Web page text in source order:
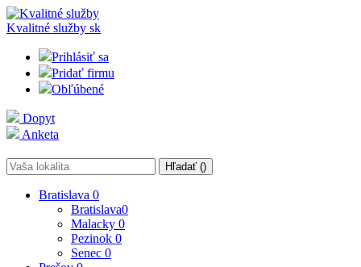
Kvalitné služby sk
Prihlásiť sa
Pridať firmu
Obľúbené
Dopyt
Anketa
Hľadať ()
Bratislava 0
Bratislava0
Malacky 0
Pezinok 0
Senec 0